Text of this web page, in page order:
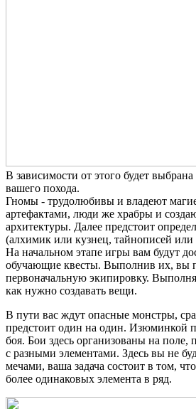
В зависимости от этого будет
вашего похода.
Гномы - трудолюбивы и владеют
артефактами, люди же храбры и
архитектуры. Далее предстоит
(алхимик или кузнец, тайнописей
На начальном этапе игры вам будут
обучающие квесты. Выполнив их, вы
первоначальную экипировку.
как нужно создавать вещи.
В пути вас ждут опасные монстры,
предстоит один на один. Изюминкой
боя. Бои здесь организованы на поле,
с разными элементами. Здесь вы не
мечами, ваша задача состоит в том,
более одинаковых элемента в ряд.